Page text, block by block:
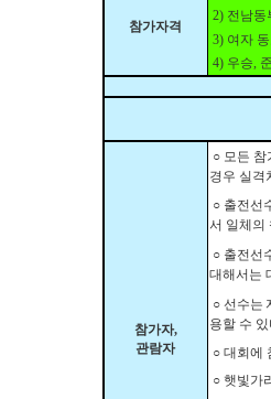
참가자격
2) 전남동
3) 여자
4) 우승,
참가자,
관람자
○ 모든 참
경우 실격
○ 출전선
서 일체의
○ 출전선
대해서는
○ 선 수는
용할 수
○ 대회에
○ 햇빛가